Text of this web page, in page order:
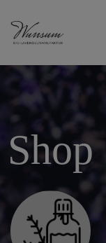
Shop